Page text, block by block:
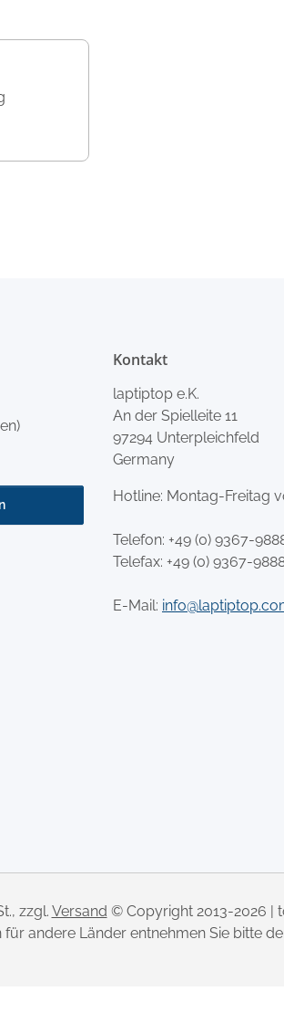
Kontakt
laptiptop e.K.
An der Spielleite 11
97294 Unterpleichfeld
Germany
Hotline: Montag-Freitag
Telefon: +49 (0) 9367-
Telefax: +49 (0) 9367-
E-Mail:
zzgl. Versand © Copyright 2013-2026 |
andere Länder entnehmen Sie bitte